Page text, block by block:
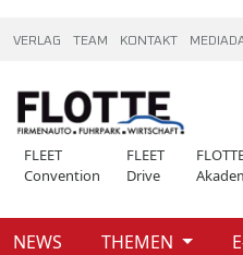
VERLAG TEAM KONTAKT
FLEET
Convention
FLEET
Drive
NEWS THEMEN